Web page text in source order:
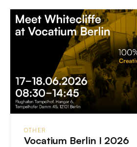
OTHER
Vocatium Berlin I 2026